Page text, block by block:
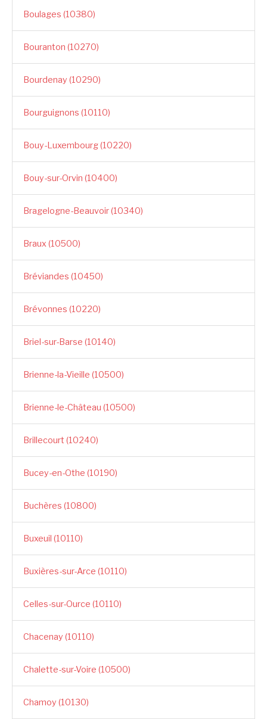
Boulages (10380)
Bouranton (10270)
Bourdenay (10290)
Bourguignons (10110)
Bouy-Luxembourg (10220)
Bouy-sur-Orvin (10400)
Bragelogne-Beauvoir (10340)
Braux (10500)
Bréviandes (10450)
Brévonnes (10220)
Briel-sur-Barse (10140)
Brienne-la-Vieille (10500)
Brienne-le-Château (10500)
Brillecourt (10240)
Bucey-en-Othe (10190)
Buchères (10800)
Buxeuil (10110)
Buxières-sur-Arce (10110)
Celles-sur-Ource (10110)
Chacenay (10110)
Chalette-sur-Voire (10500)
Chamoy (10130)